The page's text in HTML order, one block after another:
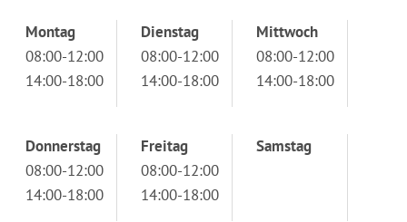
Montag
08:00-12:00
14:00-18:00
Dienstag
08:00-12:00
14:00-18:00
Mittwoch
08:00-12:00
14:00-18:00
Donnerstag
08:00-12:00
14:00-18:00
Freitag
08:00-12:00
14:00-18:00
Samstag